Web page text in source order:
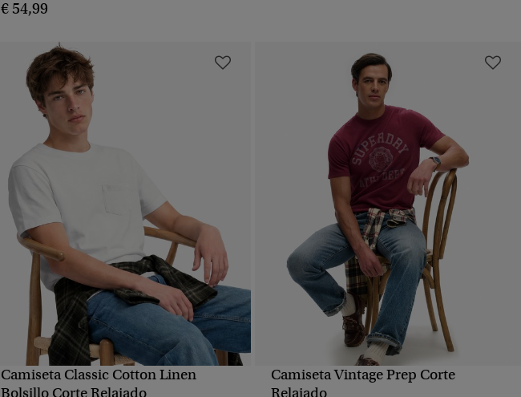
€ 54,99
VISTA RÁPIDA
Camiseta Classic Cotton Linen
Bolsillo Corte Relajado
VISTA RÁPIDA
Camiseta Vintage Prep Corte
Relajado